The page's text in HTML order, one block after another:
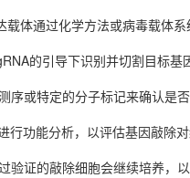
载体通过化学方法或病毒载体
的引导下识别并切割目标
序或特定的分子标记来确认是
行功能分析，以评估基因敲除
验证的敲除细胞会继续培养，